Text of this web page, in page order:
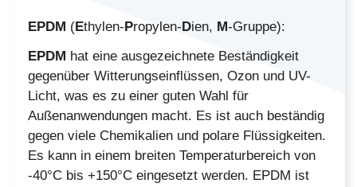
EPDM (Ethylen-Propylen-Dien, M-Gruppe):
EPDM hat eine ausgezeichnete Beständigkeit
gegenüber Witterungseinflüssen, Ozon und UV-
Licht, was es zu einer guten Wahl für
Außenanwendungen macht. Es ist auch beständig
gegen viele Chemikalien und polare Flüssigkeiten.
Es kann in einem breiten Temperaturbereich von
-40°C bis +150°C eingesetzt werden. EPDM ist